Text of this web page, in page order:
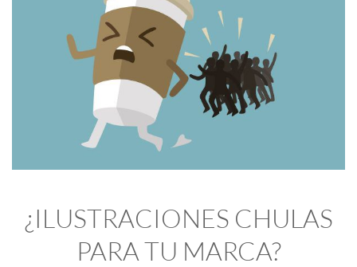
¿ILUSTRACIONES CHULAS
PARA TU MARCA?